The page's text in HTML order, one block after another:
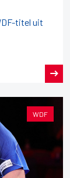
titel uit
WDF